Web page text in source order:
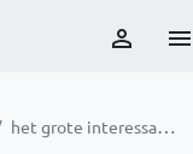
het grote interessante aanbiedingen topic